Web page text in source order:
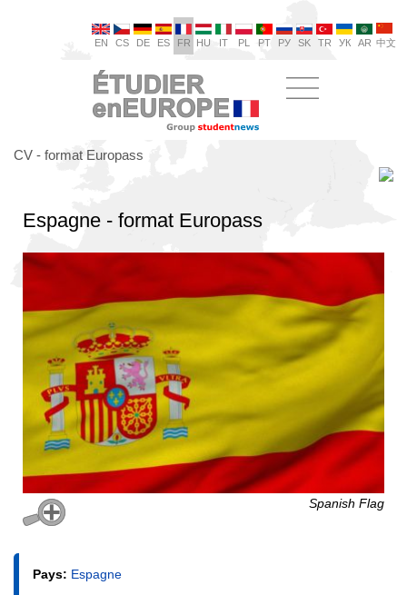
EN CS DE ES FR HU IT PL PT РУ SK TR УК AR 中文
CV - format Europass
Espagne - format Europass
Spanish Flag
Pays: Espagne